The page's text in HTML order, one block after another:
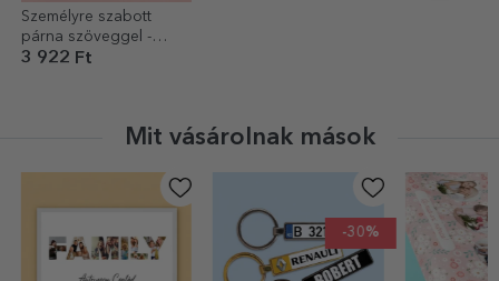
Személyre szabott
párna szöveggel -
Anya 2
3 922 Ft
Mit vásárolnak mások
-30%